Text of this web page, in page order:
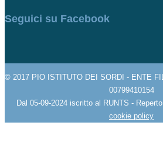
Seguici su Facebook
© 2017 PIO ISTITUTO DEI SORDI - ENTE
00799410154
Dal 05-09-2024 iscritto al RUNTS -
cookie policy